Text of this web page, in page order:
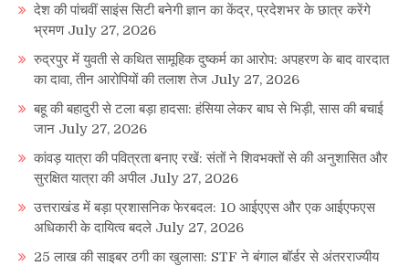
देश की पांचवीं साइंस सिटी बनेगी ज्ञान का केंद्र, प्रदेशभर के छात्र करेंगे
भ्रमण July 27, 2026
रुद्रपुर में युवती से कथित सामूहिक दुष्कर्म का आरोप: अपहरण के बाद वारदात
का दावा, तीन आरोपियों की तलाश तेज July 27, 2026
बहू की बहादुरी से टला बड़ा हादसा: हंसिया लेकर बाघ से भिड़ी, सास की बचाई
जान July 27, 2026
कांवड़ यात्रा की पवित्रता बनाए रखें: संतों ने शिवभक्तों से की अनुशासित और
सुरक्षित यात्रा की अपील July 27, 2026
उत्तराखंड में बड़ा प्रशासनिक फेरबदल: 10 आईएएस और एक आईएफएस
अधिकारी के दायित्व बदले July 27, 2026
25 लाख की साइबर ठगी का खुलासा: STF ने बंगाल बॉर्डर से अंतरराज्यीय